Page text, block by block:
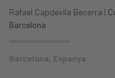
Rafael Capdevila Becerra |
Barcelona
Barcelona, Espanya